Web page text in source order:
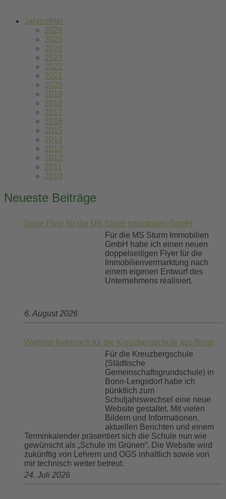
Jahresfilter
2026
2025
2024
2023
2022
2021
2020
2019
2018
2017
2016
2015
2014
2013
2012
2011
2010
Neueste Beiträge
Neue Flyer für die MS Sturm Immobilien GmbH
Für die MS Sturm Immobilien
GmbH habe ich einen neuen
doppelseitigen Flyer für die
Immobilienvermarktung nach
einem eigenen Entwurf des
Unternehmens realisiert.
6. August 2026
Website Relaunch für die Kreuzbergschule aus Bonn
Für die Kreuzbergschule
(Städtische
Gemeinschaftsgrundschule) in
Bonn-Lengsdorf habe ich
pünktlich zum
Schuljahrswechsel eine neue
Website gestaltet. Mit vielen
Bildern und Informationen,
aktuellen Berichten und einem
Terminkalender präsentiert sich die Schule nun wie
gewünscht als „Schule im Grünen“. Die Website wird
zukünftig von Lehrern und OGS inhaltlich sowie von
mir technisch weiter betreut.
24. Juli 2026